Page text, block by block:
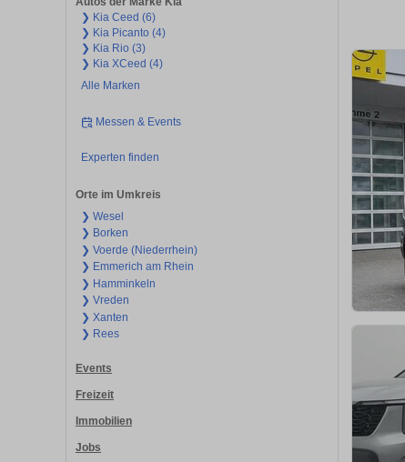
❯ Kia Ceed (6)
❯ Kia Picanto (4)
❯ Kia Rio (3)
❯ Kia XCeed (4)
Alle Marken
Messen & Events
Experten finden
Orte im Umkreis
❯ Wesel
❯ Borken
❯ Voerde (Niederrhein)
❯ Emmerich am Rhein
❯ Hamminkeln
❯ Vreden
❯ Xanten
❯ Rees
Events
Freizeit
Immobilien
Jobs